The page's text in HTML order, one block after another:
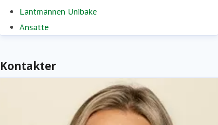
Lantmännen Unibake
Ansatte
Kontakter